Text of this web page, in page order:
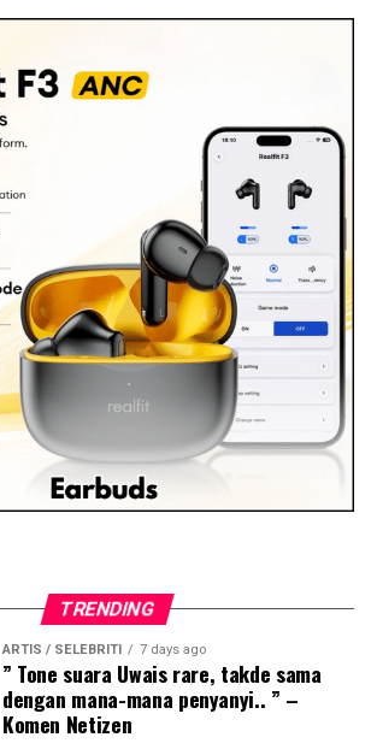
TRENDING
ARTIS / SELEBRITI 7 days ago
” Tone suara Uwais rare, takde sama
dengan mana-mana penyanyi.. ” –
Komen Netizen